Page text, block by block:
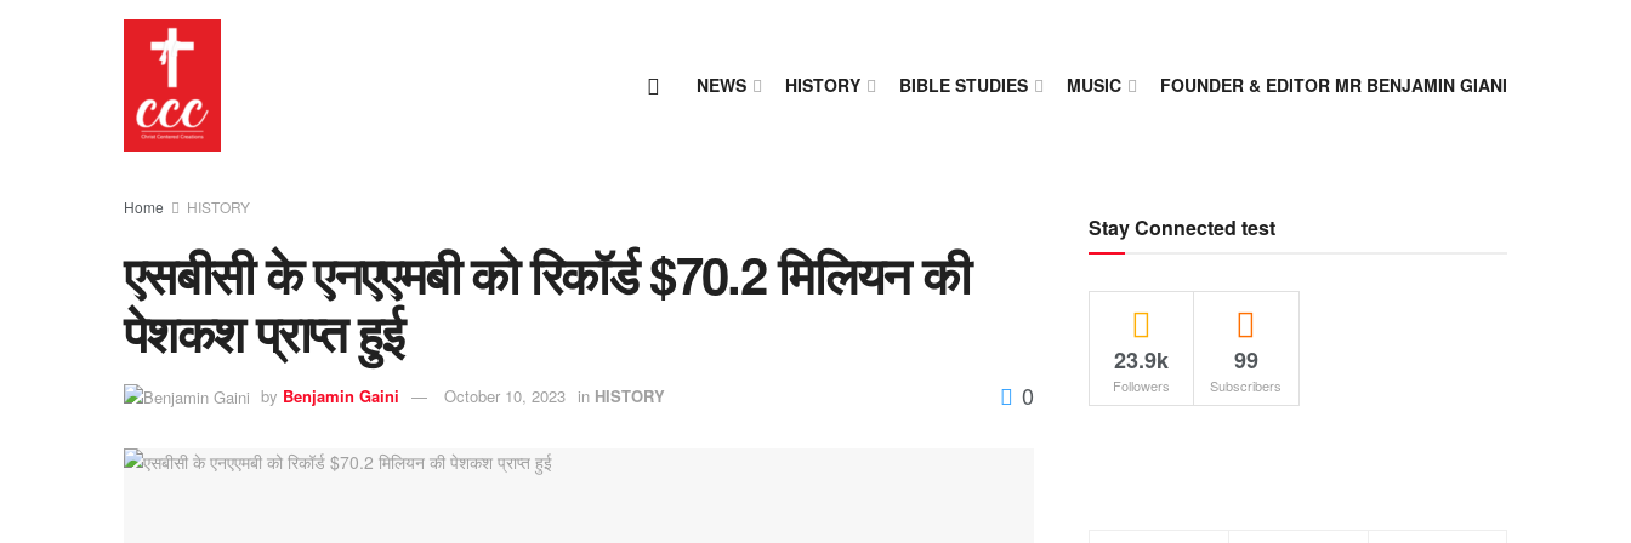
NEWS HISTORY BIBLE STUDIES MUSIC FOUNDER & EDITOR MR BENJAMIN GIANI
Home HISTORY
एसबीसी के एनएएमबी को रिकॉर्ड $70.2 मिलियन की
पेशकश प्राप्त हुई
by Benjamin Gaini October 10, 2023 in HISTORY 0
Stay Connected test
23.9k
Followers
99
Subscribers